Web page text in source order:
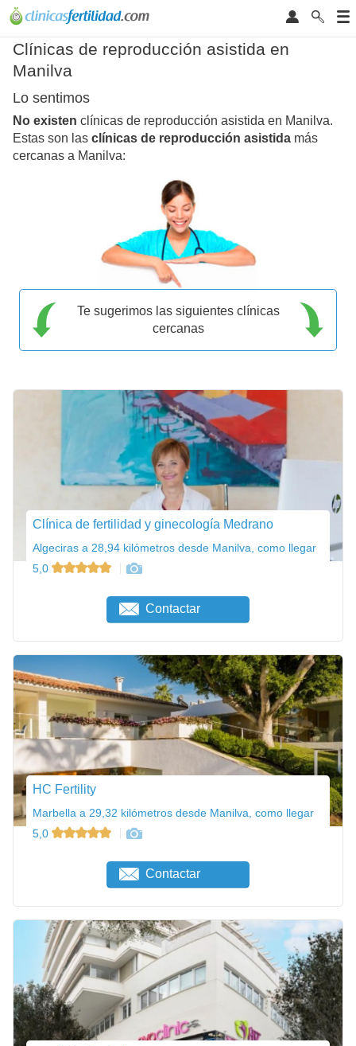
Clínicas de reproducción asistida en
Manilva
Lo sentimos
No existen clínicas de reproducción asistida en Manilva.
Estas son las clínicas de reproducción asistida más
cercanas a Manilva:
Te sugerimos las siguientes clínicas
cercanas
Clínica de fertilidad y ginecología Medrano
Algeciras a 28,94 kilómetros desde Manilva, como llegar
5,0
Contactar
HC Fertility
Marbella a 29,32 kilómetros desde Manilva, como llegar
5,0
Contactar